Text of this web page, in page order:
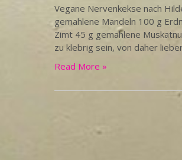
Vegane Nervenkekse nach
gemahlene Mandeln 100 g
Zimt 45 g gemahlene
zu klebrig sein, von daher
Read More »